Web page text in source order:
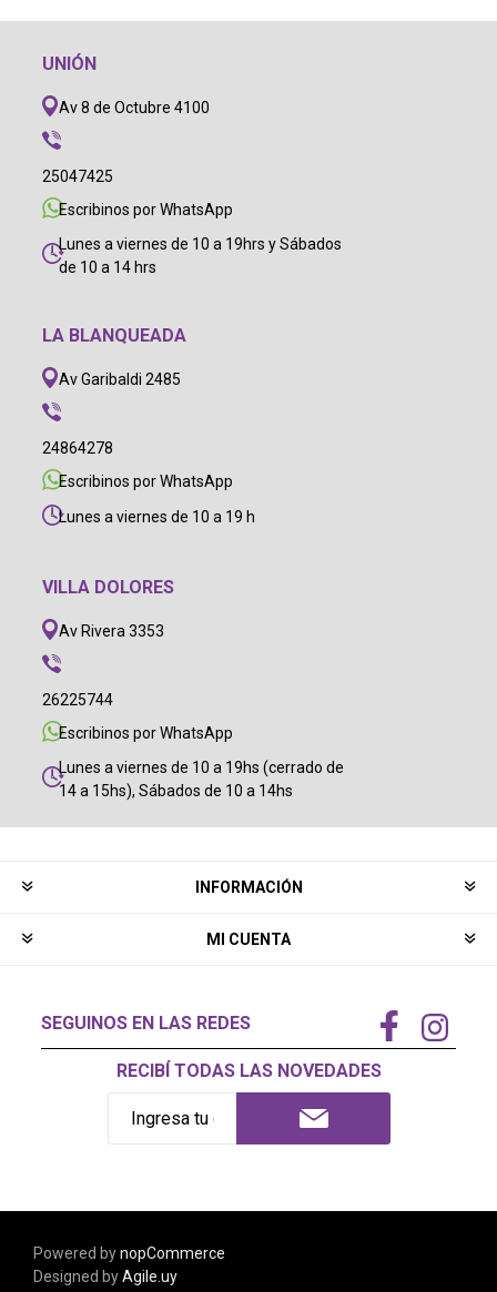
UNIÓN
Av 8 de Octubre 4100
25047425
Escribinos por WhatsApp
Lunes a viernes de 10 a 19hrs y Sábados
de 10 a 14 hrs
LA BLANQUEADA
Av Garibaldi 2485
24864278
Escribinos por WhatsApp
Lunes a viernes de 10 a 19 h
VILLA DOLORES
Av Rivera 3353
26225744
Escribinos por WhatsApp
Lunes a viernes de 10 a 19hs (cerrado de
14 a 15hs), Sábados de 10 a 14hs
INFORMACIÓN
MI CUENTA
SEGUINOS EN LAS REDES
RECIBÍ TODAS LAS NOVEDADES
Powered bynopCommerce
Designed byAgile.uy